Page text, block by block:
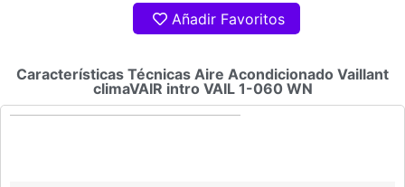
Añadir Favoritos
Características Técnicas Aire Acondicionado Vaillant
climaVAIR intro VAIL 1-060 WN